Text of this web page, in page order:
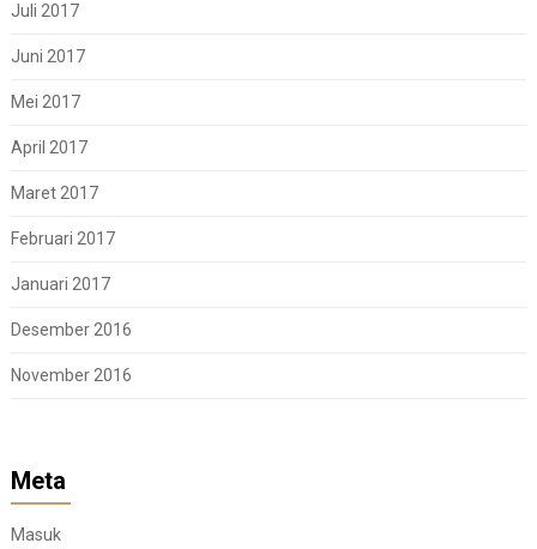
Juli 2017
Juni 2017
Mei 2017
April 2017
Maret 2017
Februari 2017
Januari 2017
Desember 2016
November 2016
Meta
Masuk